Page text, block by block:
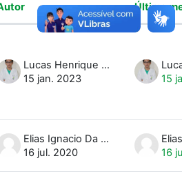
Mostrando 10
Última
Lucas Henrique Alves Borth
15 jan. 2023
15
Elias Ignacio Da Fonseca Junior
16 jul. 2020
16